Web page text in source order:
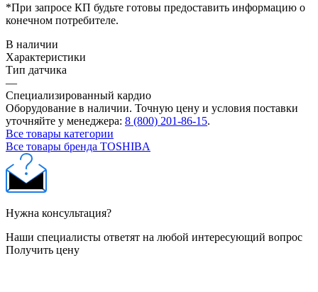
*При запросе КП будьте готовы предоставить информацию о
конечном потребителе.
В наличии
Характеристики
Тип датчика
—
Специализированный кардио
Оборудование в наличии. Точную цену и условия поставки
уточняйте у менеджера: 8 (800) 201-86-15.
Все товары категории
Все товары бренда TOSHIBA
Нужна консультация?
Наши специалисты ответят на любой интересующий вопрос
Получить цену